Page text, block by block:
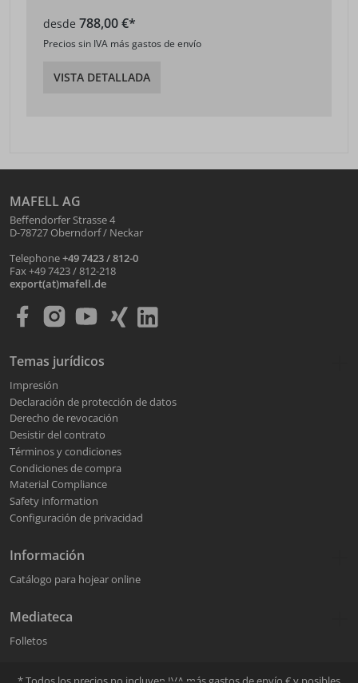
desde 788,00 €*
Precios sin IVA más gastos de envío
VISTA DETALLADA
MAFELL AG
Beffendorfer Strasse 4
D-78727 Oberndorf / Neckar
Telephone+49 7423 / 812-0
Fax +49 7423 / 812-218
export(at)mafell.de
Temas jurídicos
Impresión
Declaración de protección de datos
Derecho de revocación
Desistir del contrato
Términos y condiciones
Condiciones de compra
Material Compliance
Safety information
Configuración de privacidad
Información
Catálogo para hojear online
Mediateca
Folletos